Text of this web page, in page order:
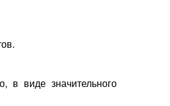
в виде значительного